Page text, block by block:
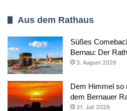
Aus dem Rathaus
Süßes
Bernau: Der
3. August 2026
Dem Himmel so
dem Bernauer
31. Juli 2026